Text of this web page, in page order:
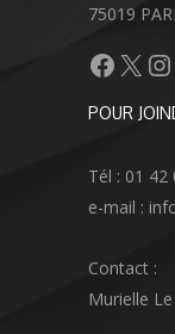
75019
X
POUR
Tél : 01 42
e-mail :
Contact :
Murielle